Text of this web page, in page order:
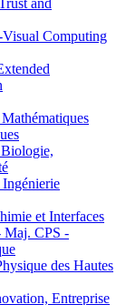
and
Computing
et Interfaces
CPS -
des Hautes
Entreprise